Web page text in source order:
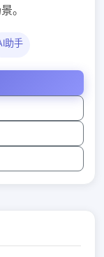
。
助手